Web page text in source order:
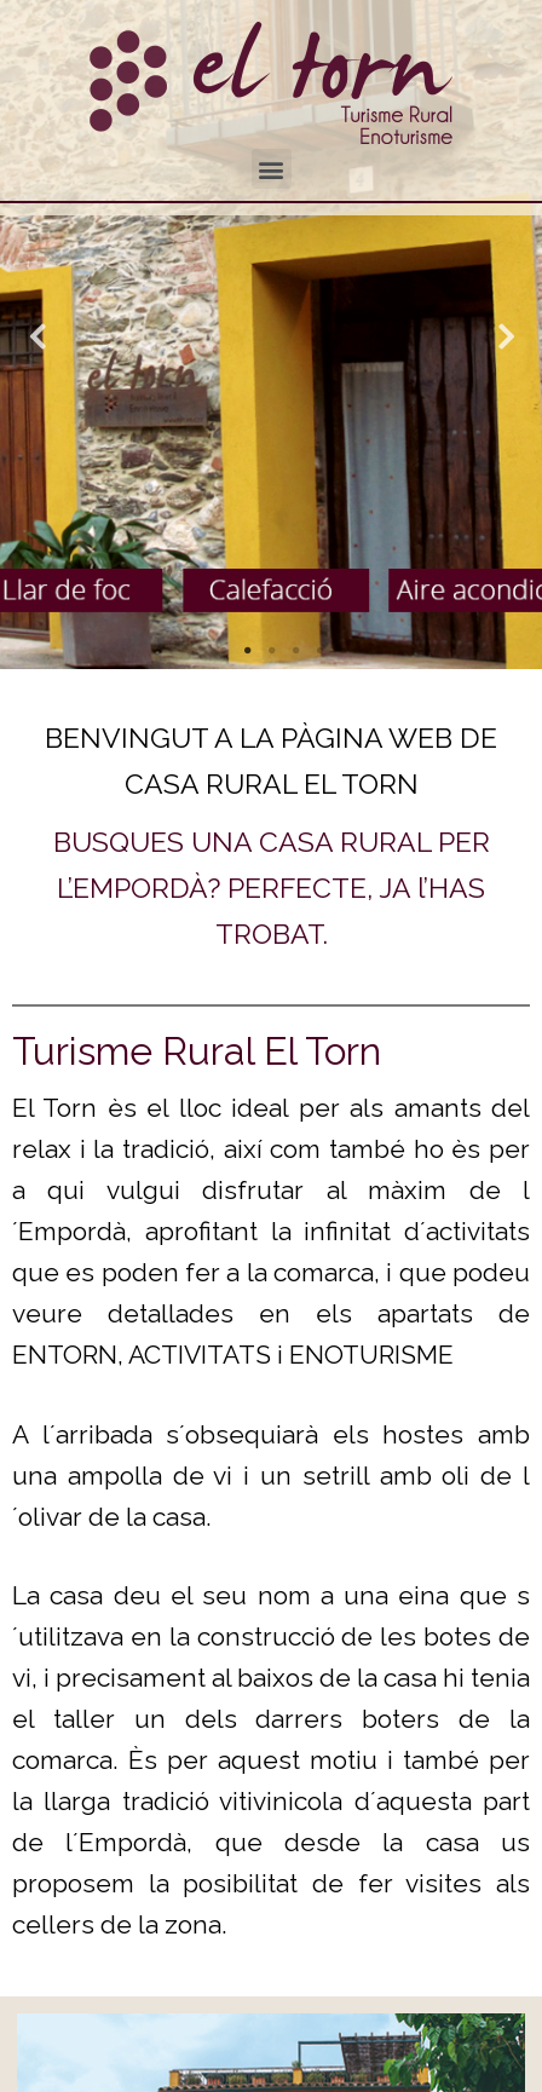
BENVINGUT A LA PÀGINA WEB DE
CASA RURAL EL TORN
BUSQUES UNA CASA RURAL PER
L’EMPORDÀ? PERFECTE, JA l’HAS
TROBAT.
Turisme Rural El Torn
El Torn ès el lloc ideal per als amants del
relax i la tradició, així com també ho ès per
a qui vulgui disfrutar al màxim de l
´Empordà, aprofitant la infinitat d´activitats
que es poden fer a la comarca, i que podeu
veure detallades en els apartats de
ENTORN, ACTIVITATS i ENOTURISME
A l´arribada s´obsequiarà els hostes amb
una ampolla de vi i un setrill amb oli de l
´olivar de la casa.
La casa deu el seu nom a una eina que s
´utilitzava en la construcció de les botes de
vi, i precisament al baixos de la casa hi tenia
el taller un dels darrers boters de la
comarca. Ès per aquest motiu i també per
la llarga tradició vitivinicola d´aquesta part
de l´Empordà, que desde la casa us
proposem la posibilitat de fer visites als
cellers de la zona.